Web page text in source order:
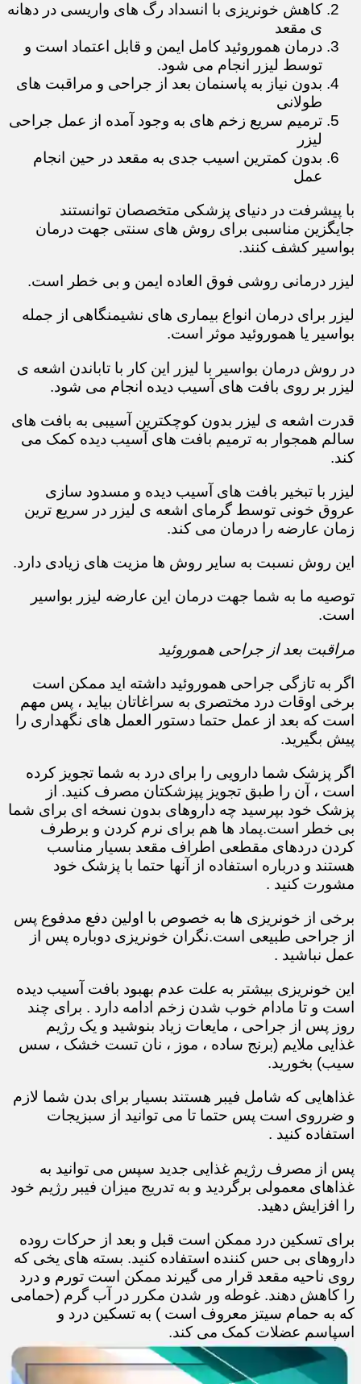
کاهش خونریزی با انسداد رگ های واریسی در دهانه
ی مقعد
درمان هموروئید کامل ایمن و قابل اعتماد است و
توسط لیزر انجام می شود.
بدون نیاز به پاسنمان بعد از جراحی و مراقبت های
طولانی
ترمیم سریع زخم های به وجود آمده از عمل جراحی
لیزر
بدون کمترین اسیب جدی به مقعد در حین انجام
عمل
با پیشرفت در دنیای پزشکی متخصصان توانستند
جایگزین مناسبی برای روش های سنتی جهت درمان
بواسیر کشف کنند.
لیزر درمانی روشی فوق العاده ایمن و بی خطر است.
لیزر برای درمان انواع بیماری های نشیمنگاهی از جمله
بواسیر یا هموروئید موثر است.
در روش درمان بواسیر با لیزر این کار با تاباندن اشعه ی
لیزر بر روی بافت های آسیب دیده انجام می شود.
قدرت اشعه ی لیزر بدون کوچکترین آسیبی به بافت های
سالم همجوار به ترمیم بافت های آسیب دیده کمک می
کند.
لیزر با تبخیر بافت های آسیب دیده و مسدود سازی
عروق خونی توسط گرمای اشعه ی لیزر در سریع ترین
زمان عارضه را درمان می کند.
این روش نسبت به سایر روش ها مزیت های زیادی دارد.
توصیه ما به شما جهت درمان این عارضه لیزر بواسیر
است.
مراقبت بعد از جراحی هموروئید
اگر به تازگی جراحی هموروئید داشته اید ممکن است
برخی اوقات درد مختصری به سراغاتان بیاید ، پس مهم
است که بعد از عمل حتما دستور العمل های نگهداری را
پیش بگیرید.
اگر پزشک شما دارویی را برای درد به شما تجویز کرده
است ، آن را طبق تجویز پپزشکتان مصرف کنید. از
پزشک خود بپرسید چه داروهای بدون نسخه ای برای شما
بی خطر است.پماد ها هم برای نرم کردن و برطرف
کردن دردهای مقطعی اطراف مقعد بسیار مناسب
هستند و درباره استفاده از آنها حتما با پزشک خود
مشورت کنید .
برخی از خونریزی ها به خصوص با اولین دفع مدفوع پس
از جراحی طبیعی است.نگران خونریزی دوباره پس از
عمل نباشید .
این خونریزی بیشتر به علت عدم بهبود بافت آسیب دیده
است و تا مادام خوب شدن زخم ادامه دارد . برای چند
روز پس از جراحی ، مایعات زیاد بنوشید و یک رژیم
غذایی ملایم (برنج ساده ، موز ، نان تست خشک ، سس
سیب) بخورید.
غذاهایی که شامل فیبر هستند بسیار برای بدن شما لازم
و ضرروی است پس حتما تا می توانید از سبزیجات
استفاده کنید .
پس از مصرف رژیم غذایی جدید سپس می توانید به
غذاهای معمولی برگردید و به تدریج میزان فیبر رژیم خود
را افزایش دهید.
برای تسکین درد ممکن است قبل و بعد از حرکات روده
داروهای بی حس کننده استفاده کنید. بسته های یخی که
روی ناحیه مقعد قرار می گیرند ممکن است تورم و درد
را کاهش دهند. غوطه ور شدن مکرر در آب گرم (حمامی
که به حمام سیتز معروف است ) به تسکین درد و
اسپاسم عضلات کمک می کند.